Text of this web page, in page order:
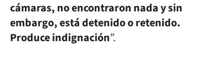
cámaras, no encontraron nada y sin
embargo, está detenido o retenido.
Produce indignación”.